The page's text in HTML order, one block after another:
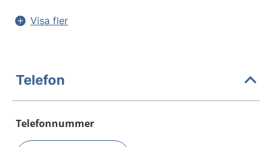
Visa fler
Telefon
Telefonnummer